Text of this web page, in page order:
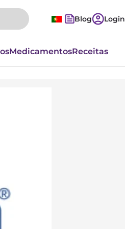
Blog Login
MedicamentosReceitas